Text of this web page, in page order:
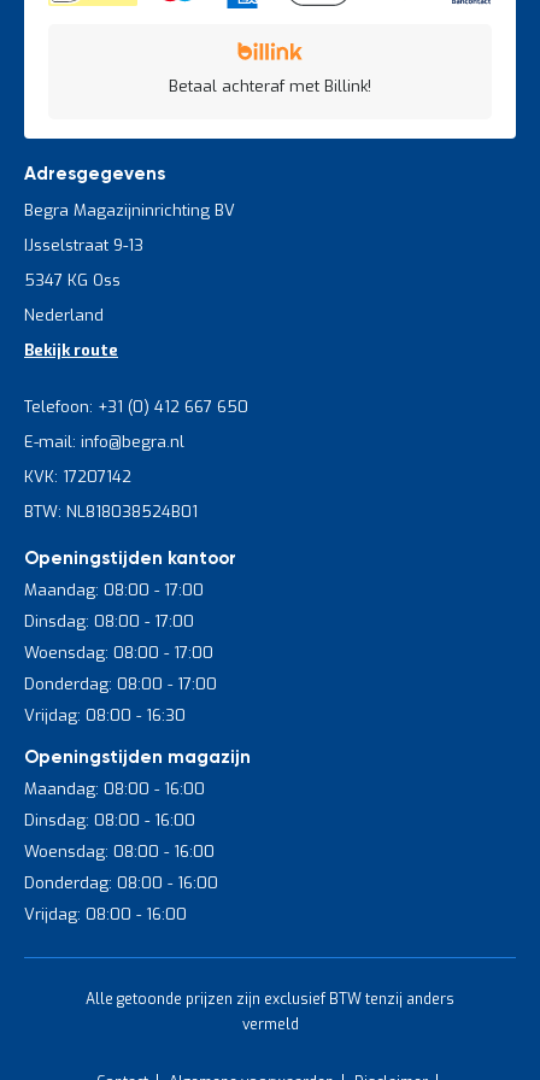
Betaal achteraf met Billink!
Adresgegevens
Begra Magazijninrichting BV
IJsselstraat 9-13
5347 KG Oss
Nederland
Bekijk route
Telefoon: +31 (0) 412 667 650
E-mail: info@begra.nl
KVK: 17207142
BTW: NL818038524B01
Openingstijden kantoor
Maandag: 08:00 - 17:00
Dinsdag: 08:00 - 17:00
Woensdag: 08:00 - 17:00
Donderdag: 08:00 - 17:00
Vrijdag: 08:00 - 16:30
Openingstijden magazijn
Maandag: 08:00 - 16:00
Dinsdag: 08:00 - 16:00
Woensdag: 08:00 - 16:00
Donderdag: 08:00 - 16:00
Vrijdag: 08:00 - 16:00
Alle getoonde prijzen zijn exclusief BTW tenzij anders
vermeld